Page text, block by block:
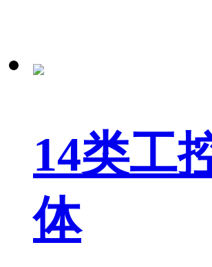
14类工
体